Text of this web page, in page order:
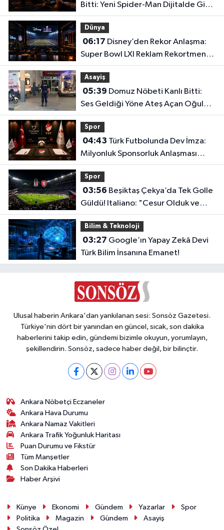
Bitti: Yeni Spider-Man Dijitalde Gişe
Rekorlarını Altüst Etti!
Dünya
06:17
Super Bowl LXI Reklam Rekortmeni
Oldu!
Asayiş
05:39
Ses Geldiği Yöne Ateş Açan Oğul
Babasını Öldürdü!
Spor
04:43
Milyonluk Sponsorluk Anlaşması
Uzatıldı!
Spor
03:56
Güldü! Italiano: "Cesur Olduk ve
Karşılığını Aldık"
Bilim & Teknoloji
03:27
Türk Bilim İnsanına Emanet!
Ulusal haberin Ankara'dan yankılanan sesi: Sonsöz Gazetesi.
Türkiye'nin dört bir yanından en güncel, sıcak, son dakika
haberlerini takip edin, gündemi bizimle okuyun, yorumlayın,
şekillendirin. Sonsöz, sadece haber değil, bir bilinçtir.
Ankara Nöbetçi Eczaneler
Ankara Hava Durumu
Ankara Namaz Vakitleri
Ankara Trafik Yoğunluk Haritası
Puan Durumu ve Fikstür
Tüm Manşetler
Son Dakika Haberleri
Haber Arşivi
Künye Ekonomi Gündem Yazarlar
Spor
Politika
Magazin Gündem
Asayiş